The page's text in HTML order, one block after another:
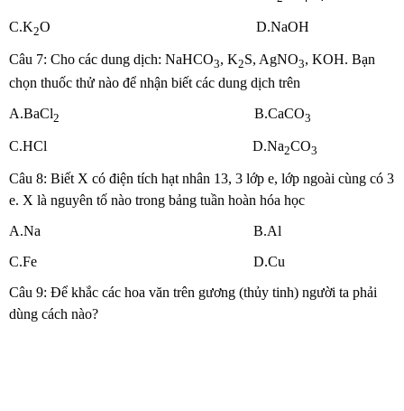
C.K2O D.NaOH
Câu 7: Cho các dung dịch: NaHCO3, K2S, AgNO3, KOH. Bạn
chọn thuốc thử nào để nhận biết các dung dịch trên
A.BaCl2 B.CaCO3
C.HCl D.Na2CO3
Câu 8: Biết X có điện tích hạt nhân 13, 3 lớp e, lớp ngoài cùng có 3
e. X là nguyên tố nào trong bảng tuần hoàn hóa học
A.Na B.Al
C.Fe D.Cu
Câu 9: Để khắc các hoa văn trên gương (thủy tinh) người ta phải
dùng cách nào?